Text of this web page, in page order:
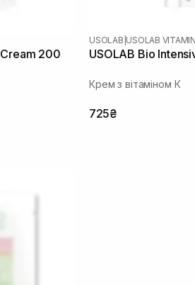
200
USOLAB USOLAB
USOLAB Bio
Крем з вітаміном К
725₴